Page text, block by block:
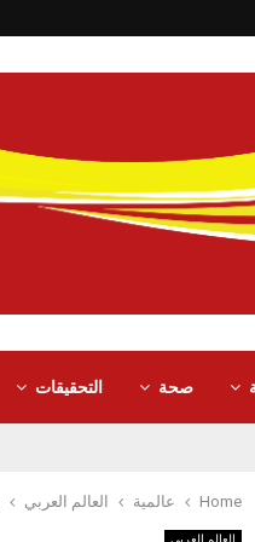
صحة التحقيقات
Home عالمية العالم العربي
العالم العربي